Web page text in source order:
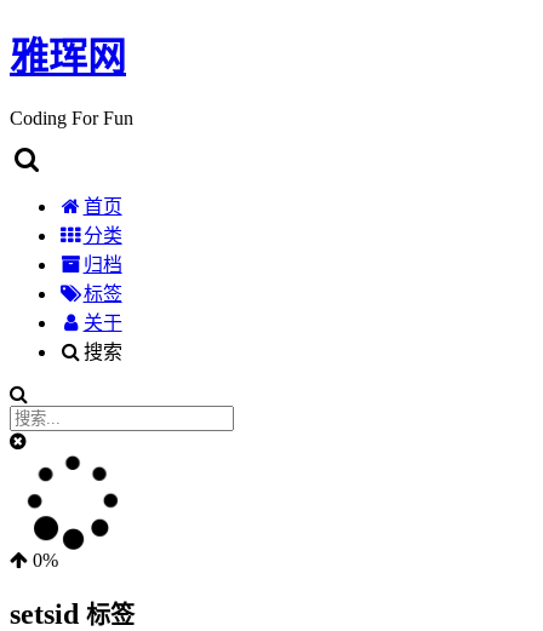
雅珲网
Coding For Fun
首页
分类
归档
标签
关于
搜索
0%
setsid 标签